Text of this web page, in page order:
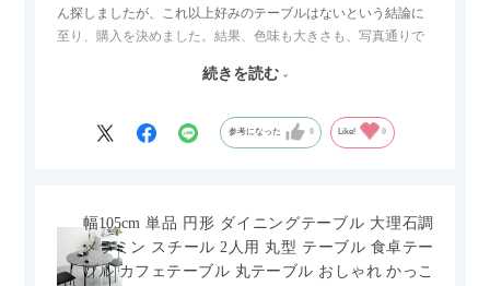
ん探しましたが、これ以上好みのテーブルはないという結論に
至り、購入を決めました。結果、色味も大きさも、写真通りで
セラミック天板が思った以上に滑りが良く、汚れも拭きやすい
はいけないかもしれません。天板が冷たいので冬にどうなるの
かなというのも気になります。
続きを読む
参考になった 0 Like! 0
幅105cm 単品 円形 ダイニングテーブル 大理石調
メラミン スチール 2人用 丸型 テーブル 食卓テー
ブル カフェテーブル 丸テーブル おしゃれ かっこ